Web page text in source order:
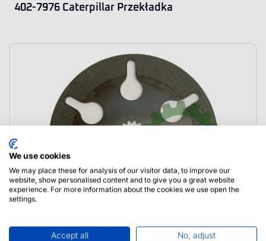
402-7976 Caterpillar Przekładka
We use cookies
We may place these for analysis of our visitor data, to improve our
website, show personalised content and to give you a great website
experience. For more information about the cookies we use open the
settings.
Accept all No, adjust